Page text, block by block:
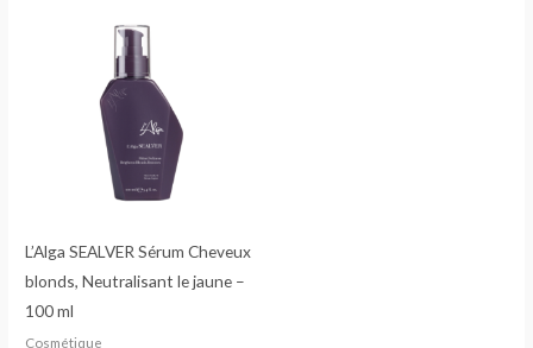
L’Alga SEALVER Sérum Cheveux
blonds, Neutralisant le jaune –
100 ml
Cosmétique